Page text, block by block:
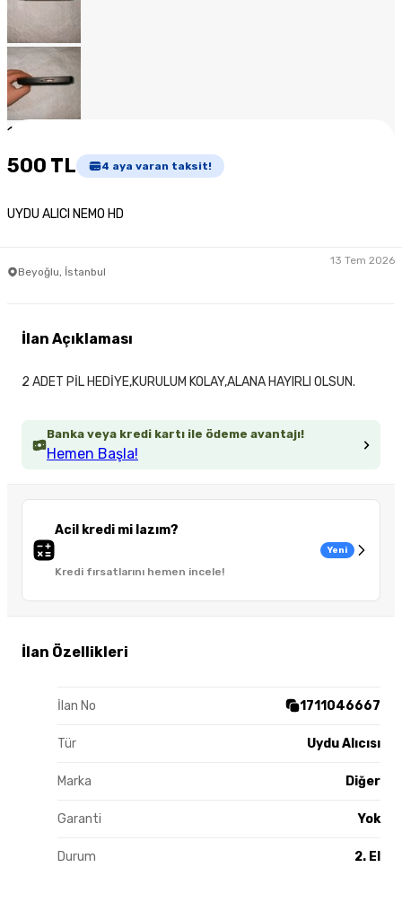
1
500 TL 4 aya varan taksit!
UYDU ALICI NEMO HD
Beyoğlu, İstanbul
13 Tem 2026
Banka veya kredi kartı ile ödeme avantajı!
Hemen Başla!
Acil kredi mi lazım?
Kredi fırsatlarını hemen incele!
Yeni
İlan Özellikleri
İlan No 1711046667
Tür Uydu Alıcısı
Marka Diğer
Garanti Yok
Durum 2. El
İlan Açıklaması
2 ADET PİL HEDİYE,KURULUM KOLAY,ALANA HAYIRLI OLSUN.